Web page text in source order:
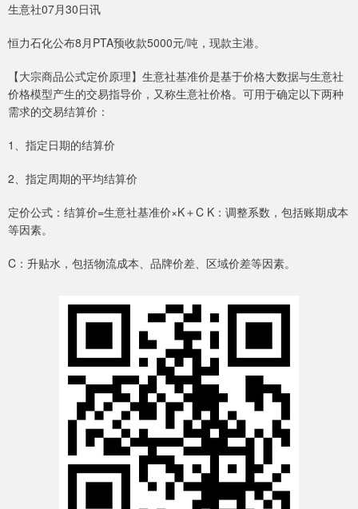
生意社07月30日讯
恒力石化公布8月PTA预收款5000元/吨，现款主港。
【大宗商品公式定价原理】生意社基准价是基于价格大数据与生意社
价格模型产生的交易指导价，又称生意社价格。可用于确定以下两种
需求的交易结算价：
1、指定日期的结算价
2、指定周期的平均结算价
定价公式：结算价=生意社基准价×K＋C K：调整系数，包括账期成本
等因素。
C：升贴水，包括物流成本、品牌价差、区域价差等因素。